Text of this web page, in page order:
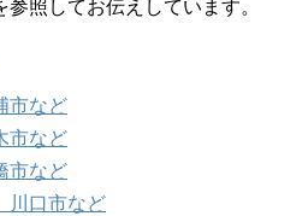
参照してお伝えしています。
市など
市など
市など
口市など